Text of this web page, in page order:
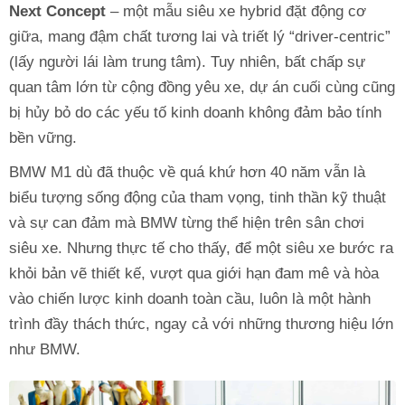
Next Concept – một mẫu siêu xe hybrid đặt động cơ
giữa, mang đậm chất tương lai và triết lý “driver-centric”
(lấy người lái làm trung tâm). Tuy nhiên, bất chấp sự
quan tâm lớn từ cộng đồng yêu xe, dự án cuối cùng cũng
bị hủy bỏ do các yếu tố kinh doanh không đảm bảo tính
bền vững.
BMW M1 dù đã thuộc về quá khứ hơn 40 năm vẫn là
biểu tượng sống động của tham vọng, tinh thần kỹ thuật
và sự can đảm mà BMW từng thể hiện trên sân chơi
siêu xe. Nhưng thực tế cho thấy, để một siêu xe bước ra
khỏi bản vẽ thiết kế, vượt qua giới hạn đam mê và hòa
vào chiến lược kinh doanh toàn cầu, luôn là một hành
trình đầy thách thức, ngay cả với những thương hiệu lớn
như BMW.